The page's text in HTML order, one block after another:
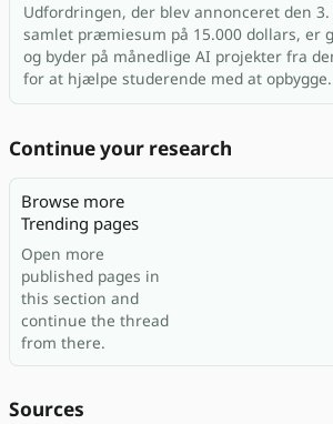
Udfordringen, der blev annonceret den
samlet præmiesum på 15.000 dollars, er
og byder på månedlige AI projekter fra
for at hjælpe studerende med at
Continue your research
Browse more
Trending pages
Open more
published pages in
this section and
continue the thread
from there.
Sources